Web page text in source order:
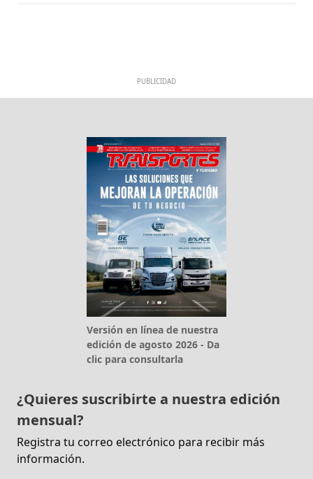
PUBLICIDAD
Versión en línea de nuestra
edición de agosto 2026 - Da
clic para consultarla
¿Quieres suscribirte a nuestra edición
mensual?
Registra tu correo electrónico para recibir más
información.